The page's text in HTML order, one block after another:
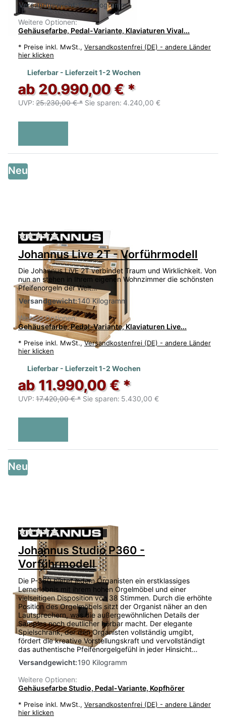
Versandgewicht:175 Kilogramm
Weitere Optionen:
Gehäusefarbe, Pedal-Variante, Klaviaturen Vival...
* Preise inkl. MwSt., Versandkostenfrei (DE) - andere Länder
hier klicken
Lieferbar - Lieferzeit 1-2 Wochen
ab 20.990,00 € *
UVP: 25.230,00 € * Sie sparen: 4.240,00 €
Neu
Zu diesem Produkt liegen noch keine
Johannus Live 2T - Vorführmodell
Die Johannus LiVE 2T verbindet Traum und Wirklichkeit. Von
nun an stehen in Ihrem eigenen Wohnzimmer die schönsten
Pfeifenorgeln der Welt…
Versandgewicht:140 Kilogramm
Weitere Optionen:
Gehäusefarbe, Pedal-Variante, Klaviaturen Live...
* Preise inkl. MwSt.,Versandkostenfrei (DE) - andere Länder
hier klicken
Lieferbar - Lieferzeit 1-2 Wochen
ab 11.990,00 € *
UVP: 17.420,00 € * Sie sparen: 5.430,00 €
Neu
Zu diesem Produkt liegen noch keine
Johannus Studio P360 -
Vorführmodell
Die P-360 bietet jedem Organisten ein erstklassiges
Lernerlebnis mit ihrem hohen Orgelmöbel und einer
vielseitigen Disposition von 38 Stimmen. Durch die erhöhte
Position des Orgelmöbels sitzt der Organist näher an den
Lautsprechern, was die außergewöhnlichen Details der
Samples noch deutlicher hörbar macht. Der elegante
Spielschrank, der den Organisten vollständig umgibt,
fördert die kreative Vorstellungskraft und vervollständigt
das authentische Pfeifenorgelgefühl in jeder Hinsicht…
Versandgewicht:190 Kilogramm
Weitere Optionen:
Gehäusefarbe Studio, Pedal-Variante, Kopfhörer
* Preise inkl. MwSt., Versandkostenfrei (DE) - andere Länder
hier klicken